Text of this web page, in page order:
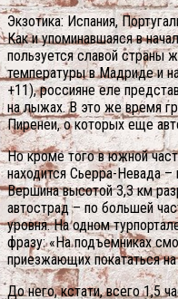
Экзотика: Испания,
Как и упоминавшаяся в
пользуется славой страны
температуры в Мадриде и
+11), россияне еле
на лыжах. В это же время
Пиренеи, о которых еще
Но кроме того в южной
находится Сьерра-Невада –
Вершина высотой 3,3 км
автострад – по большей
уровня. На одном
фразу: «На подъемниках
приезжающих покататься
До него, кстати, всего 1,5